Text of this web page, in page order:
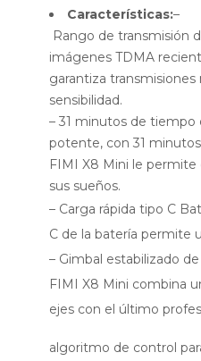
Características:–
Rango de transmisión
imágenes TDMA
garantiza
sensibilidad.
– 31 minutos de
potente, con 31
FIMI X8 Mini le permite
sus sueños.
– Carga rápida tipo C
C de la batería permite
– Gimbal estabilizado
FIMI X8 Mini combina
ejes con el último
algoritmo de control